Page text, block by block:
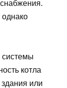
системы
котла
или